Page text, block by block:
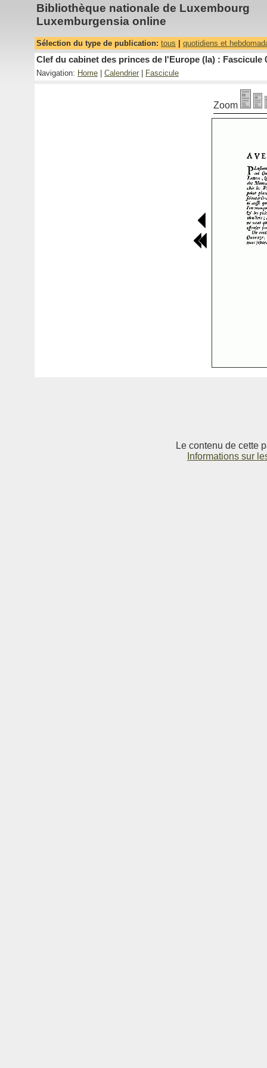
Bibliothèque nationale de Luxembourg
Luxemburgensia online
Sélection du type de publication: tous quotidiens et
Clef du cabinet des princes de l'Europe (la) : Fascicule
Navigation: Home Calendrier Fascicule
Zoom
Le contenu de cette
Informations sur